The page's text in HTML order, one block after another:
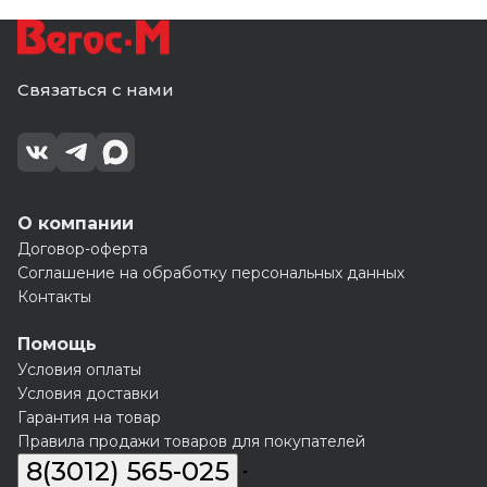
Связаться с нами
О компании
Договор-оферта
Соглашение на обработку персональных данных
Контакты
Помощь
Условия оплаты
Условия доставки
Гарантия на товар
Правила продажи товаров для покупателей
8(3012) 565-025